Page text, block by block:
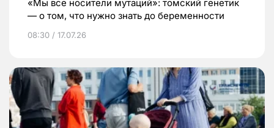
«Мы все носители мутаций»: томский генетик
— о том, что нужно знать до беременности
08:30 / 17.07.26